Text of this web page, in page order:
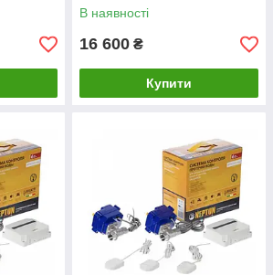
В наявності
16 600 ₴
Купити